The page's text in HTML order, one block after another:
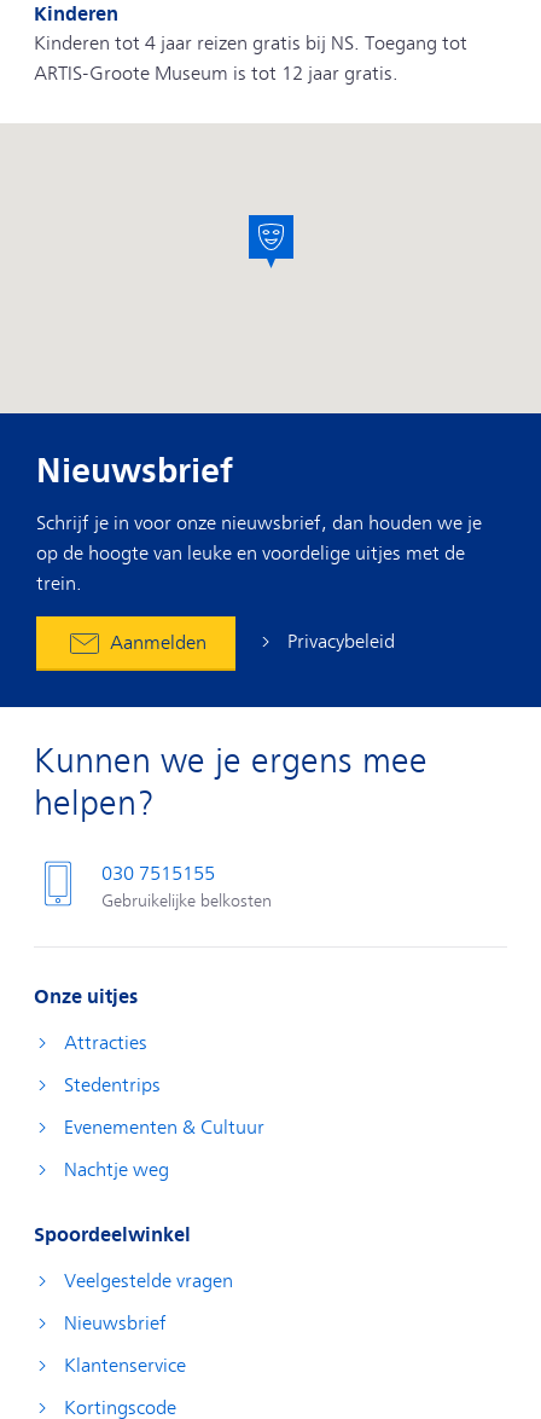
Kinderen
Kinderen tot 4 jaar reizen gratis bij NS. Toegang tot
ARTIS-Groote Museum is tot 12 jaar gratis.
Nieuwsbrief
Schrijf je in voor onze nieuwsbrief, dan houden we je
op de hoogte van leuke en voordelige uitjes met de
trein.
Aanmelden Privacybeleid
Kunnen we je ergens mee
helpen?
030 7515155
Gebruikelijke belkosten
Onze uitjes
Attracties
Stedentrips
Evenementen & Cultuur
Nachtje weg
Spoordeelwinkel
Veelgestelde vragen
Nieuwsbrief
Klantenservice
Kortingscode